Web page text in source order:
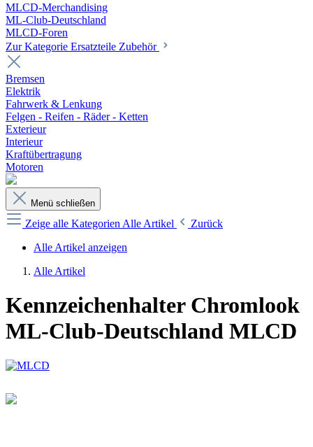
MLCD-Merchandising
ML-Club-Deutschland
MLCD-Foren
Zur Kategorie Ersatzteile Zubehör
Bremsen
Elektrik
Fahrwerk & Lenkung
Felgen - Reifen - Räder - Ketten
Exterieur
Interieur
Kraftübertragung
Motoren
Menü schließen
Zeige alle Kategorien Alle Artikel
Zurück
Alle Artikel anzeigen
Alle Artikel
Kennzeichenhalter Chromlook
ML-Club-Deutschland MLCD